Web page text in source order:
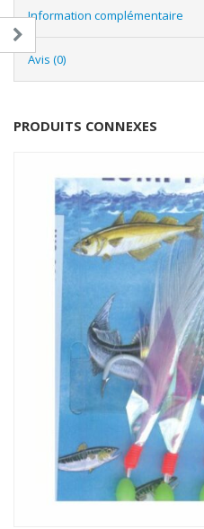
Information complémentaire
Avis (0)
PRODUITS CONNEXES